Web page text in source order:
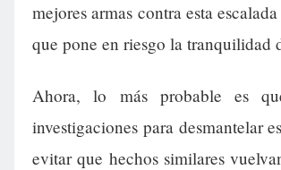
mejores armas contra esta
que pone en riesgo la tranquilidad
Ahora, lo más probable es
investigaciones para desmantelar
evitar que hechos similares